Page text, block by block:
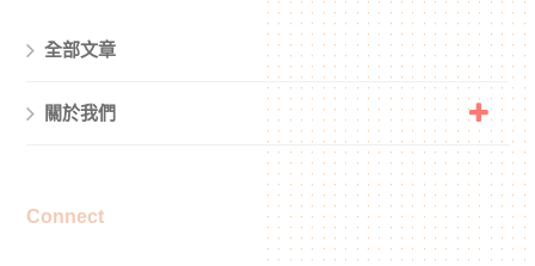
全部文章
關於我們
Connect